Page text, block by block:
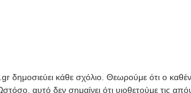
δημοσιεύει κάθε σχόλιο. Θεωρούμε ότι ο
αυτό δεν σημαίνει ότι υιοθετούμε τις